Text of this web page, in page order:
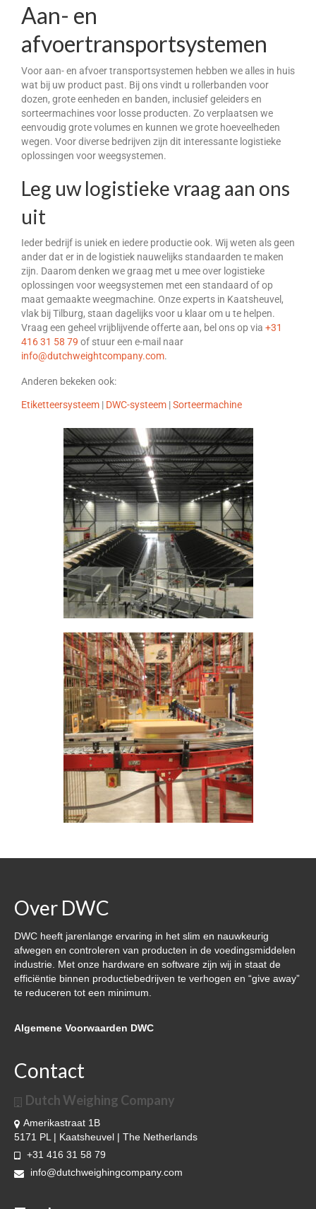
Referenties & klanten
Contact
Aan- en
afvoertransportsystemen
Voor aan- en afvoer transportsystemen hebben we alles in huis
wat bij uw product past. Bij ons vindt u rollerbanden voor
dozen, grote eenheden en banden, inclusief geleiders en
sorteermachines voor losse producten. Zo verplaatsen we
eenvoudig grote volumes en kunnen we grote hoeveelheden
wegen. Voor diverse bedrijven zijn dit interessante logistieke
oplossingen voor weegsystemen.
Leg uw logistieke vraag aan ons
uit
Ieder bedrijf is uniek en iedere productie ook. Wij weten als geen
ander dat er in de logistiek nauwelijks standaarden te maken
zijn. Daarom denken we graag met u mee over logistieke
oplossingen voor weegsystemen met een standaard of op
maat gemaakte weegmachine. Onze experts in Kaatsheuvel,
vlak bij Tilburg, staan dagelijks voor u klaar om u te helpen.
Vraag een geheel vrijblijvende offerte aan, bel ons op via +31
416 31 58 79 of stuur een e-mail naar
info@dutchweightcompany.com.
Anderen bekeken ook:
Etiketteersysteem | DWC-systeem |Sorteermachine
Over DWC
DWC heeft jarenlange ervaring in het slim en nauwkeurig
afwegen en controleren van producten in de voedingsmiddelen
industrie. Met onze hardware en software zijn wij in staat de
efficiëntie binnen productiebedrijven te verhogen en “give away”
te reduceren tot een minimum.
Algemene Voorwaarden DWC
Contact
Dutch Weighing Company
Amerikastraat 1B
5171 PL | Kaatsheuvel | The Netherlands
+31 416 31 58 79
info@dutchweighingcompany.com